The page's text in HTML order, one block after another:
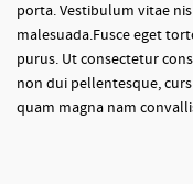
porta. Vestibulum vitae
malesuada.Fusce eget
purus. Ut consectetur
non dui pellentesque,
quam magna nam